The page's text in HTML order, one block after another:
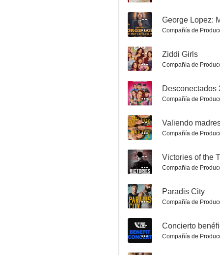
6.6
Navidad en Candy Cane Lane
-- George Lopez:
Compañía de
-- Ziddi Girls
Compañía de
-- Desconectados
Compañía de
-- Valiendo
Compañía de
-- Victories of the
Compañía de
-- Paradis City
Compañía de
-- Concierto
Compañía de